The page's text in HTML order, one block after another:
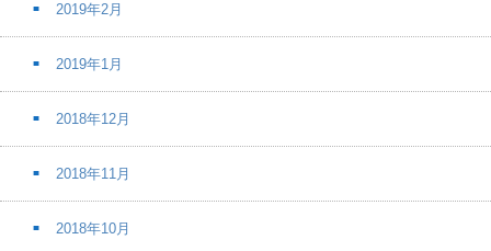
2019年2月
2019年1月
2018年12月
2018年11月
2018年10月